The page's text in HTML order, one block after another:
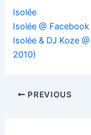
Isolée
Isolée @ Facebook
Isolée & DJ Koze
2010)
Post
PREVIOUS